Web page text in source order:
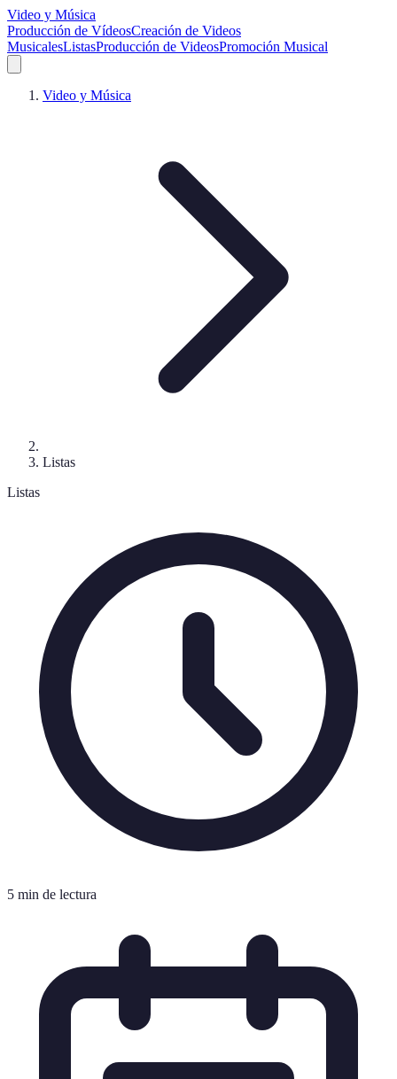
Video y Música
Producción de VídeosCreación de Videos
MusicalesListasProducción de VideosPromoción Musical
Video y Música
Listas
Listas
5 min de lectura